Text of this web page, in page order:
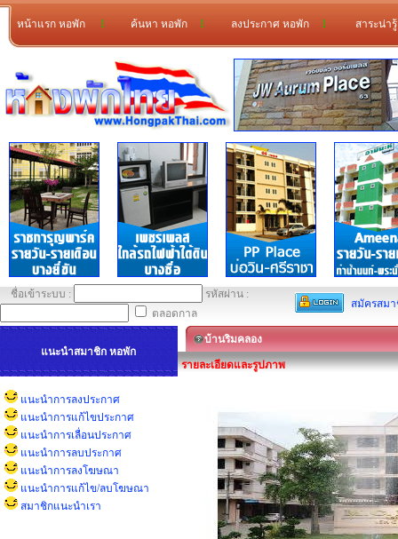
หน้าแรก หอพัก l ค้นหา หอพัก l ลงประกาศ หอพัก l สาระน่า
ชื่อเข้าระบบ :
รหัสผ่าน :
ตลอดกาล
สมัครสม
แนะนำสมาชิก หอพัก
แนะนำการลงประกาศ
แนะนำการแก้ไขประกาศ
แนะนำการเลื่อนประกาศ
แนะนำการลบประกาศ
แนะนำการลงโฆษณา
แนะนำการแก้ไข/ลบโฆษณา
สมาชิกแนะนำเรา
บ้านริมคลอง
รายละเอียดและรูปภาพ